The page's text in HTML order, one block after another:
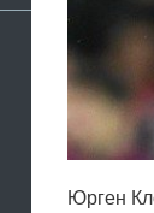
Юрген